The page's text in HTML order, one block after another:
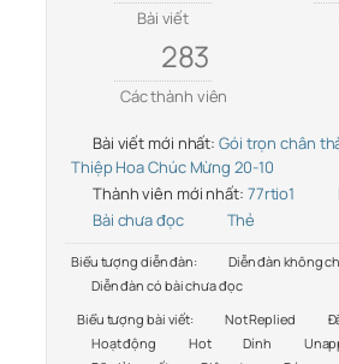
Bài viết
283
Các thành viên
Bài viết mới nhất: Gói trọn chân
Thiệp Hoa Chúc Mừng 20-10
Thành viên mới nhất: 77rtio1
Bài chưa đọc
Thẻ
Biểu tượng diễn đàn:
Diễn đàn không
Diễn đàn có bài chưa đọc
Biểu tượng bài viết:
Not Replied
Hoạt động
Hot Dính